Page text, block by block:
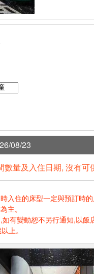
08/23
數量及入住日期, 沒有
入住的床型一定與預訂時
主。
有變動恕不另行通知,以飯
上。